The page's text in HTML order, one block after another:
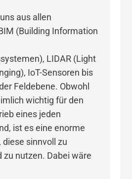
aus allen
(Building Information
LIDAR (Light
IoT-Sensoren bis
Feldebene. Obwohl
wichtig für den
eines jeden
ist es eine enorme
sinnvoll zu
zu nutzen. Dabei wäre